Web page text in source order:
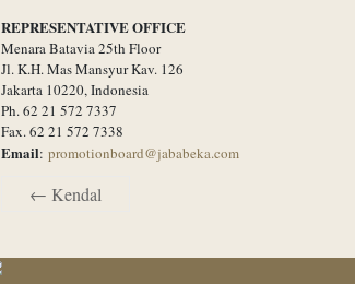
REPRESENTATIVE OFFICE
Menara Batavia 25th Floor
Jl. K.H. Mas Mansyur Kav. 126
Jakarta 10220, Indonesia
Ph. 62 21 572 7337
Fax. 62 21 572 7338
Email:promotionboard@jababeka.com
← Kendal